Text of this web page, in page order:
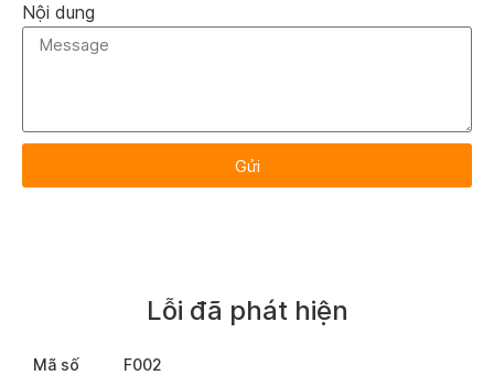
Nội dung
Gửi
Lỗi đã phát hiện
Mã số
F002